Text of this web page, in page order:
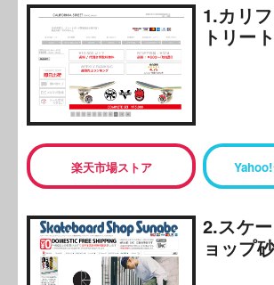
1.カリ
トリート
楽天市場ストア
2.スケ
ョップ